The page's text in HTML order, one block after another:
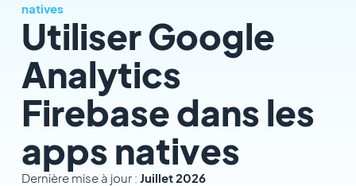
natives
Utiliser Google
Analytics
Firebase dans les
apps natives
Dernière mise à jour : Juillet 2026